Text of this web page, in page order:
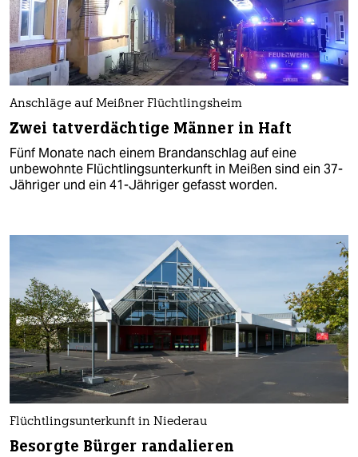
Anschläge auf Meißner Flüchtlingsheim
Zwei tatverdächtige Männer in Haft
Fünf Monate nach einem Brandanschlag auf eine
unbewohnte Flüchtlingsunterkunft in Meißen sind ein 37-
Jähriger und ein 41-Jähriger gefasst worden.
Flüchtlingsunterkunft in Niederau
Besorgte Bürger randalieren